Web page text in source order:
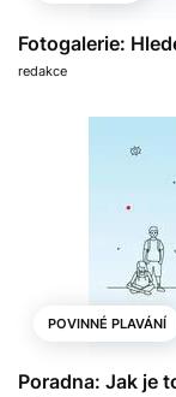
Fotogalerie:
redakce
POVINNÉ PLAVÁNÍ
Poradna: Jak je